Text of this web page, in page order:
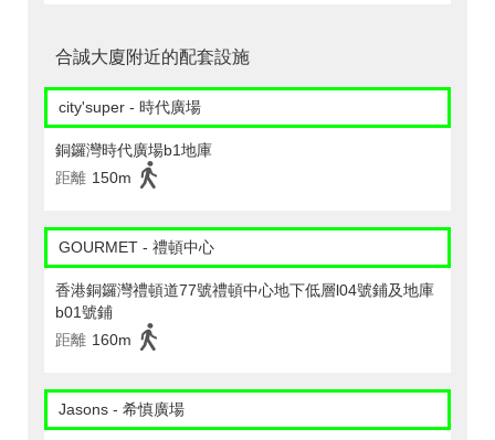
合誠大廈附近的配套設施
city'super - 時代廣場
銅鑼灣時代廣場b1地庫
距離 150m
GOURMET - 禮頓中心
香港銅鑼灣禮頓道77號禮頓中心地下低層l04號鋪及地庫
b01號鋪
距離 160m
Jasons - 希慎廣場